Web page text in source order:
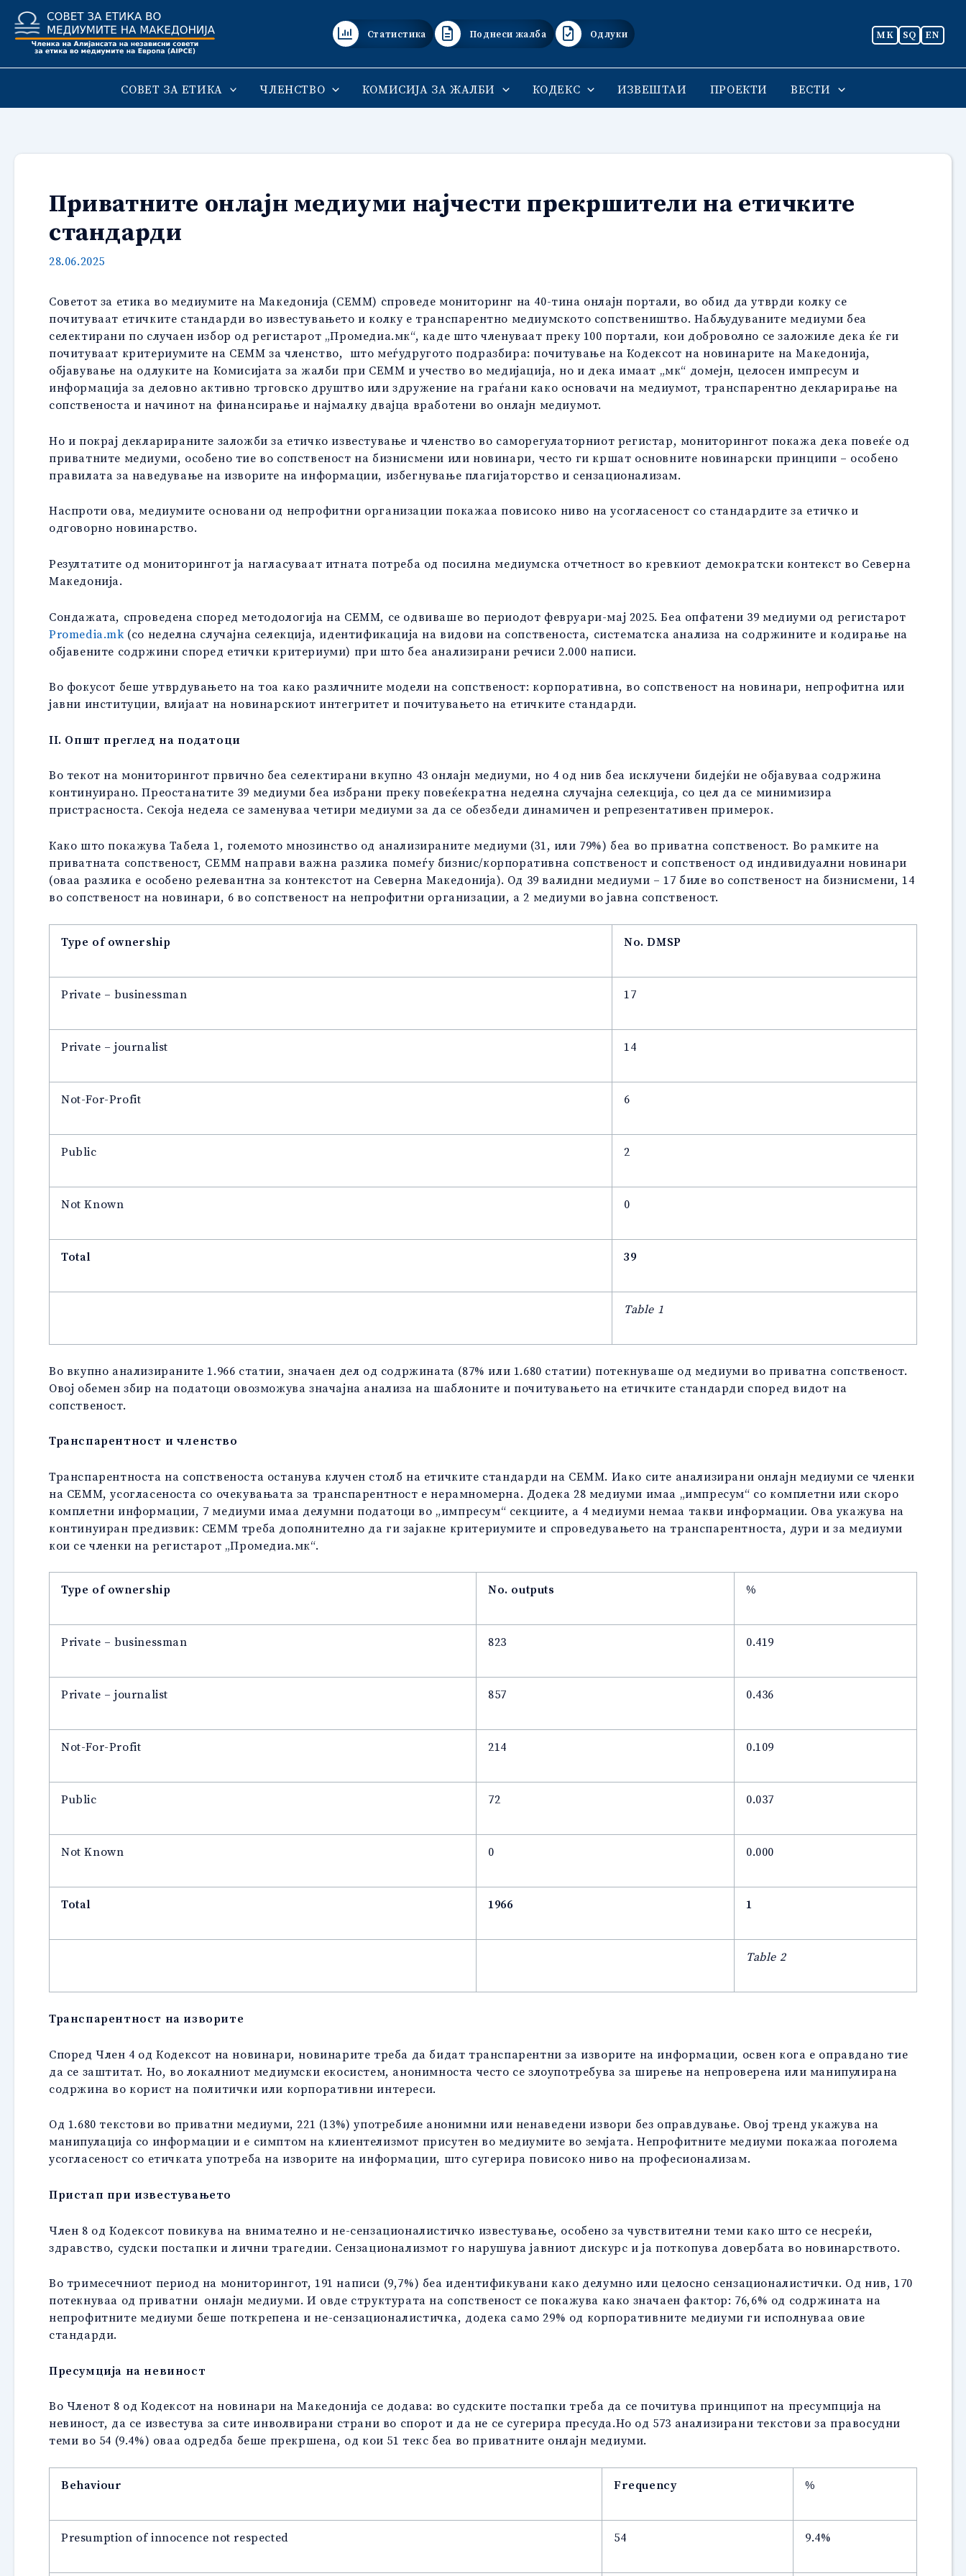
Skip
content
Статистика Поднеси жалба Одлуки MK SQ EN
СОВЕТ ЗА ЕТИКА ЧЛЕНСТВО КОМИСИЈА ЗА ЖАЛБИ КОДЕКС ИЗВЕШТАИ ПРОЕКТИ ВЕСТИ
Приватните онлајн медиуми најчести прекршители на етичките
стандарди
28.06.2025
Советот за етика во медиумите на Македонија (СЕММ) спроведе мониторинг на 40-тина онлајн портали, во обид да утврди колку се
почитуваат етичките стандарди во известувањето и колку е транспарентно медиумското сопствеништво. Набљудуваните медиуми беа
селектирани по случаен избор од регистарот „Промедиа.мк“, каде што членуваат преку 100 портали, кои доброволно се заложиле дека ќе ги
почитуваат критериумите на СЕММ за членство, што меѓудругото подразбира: почитување на Кодексот на новинарите на Македонија,
објавување на одлуките на Комисијата за жалби при СЕММ и учество во медијација, но и дека имаат „мк“ домејн, целосен импресум и
информација за деловно активно трговско друштво или здружение на граѓани како основачи на медиумот, транспарентно декларирање на
сопственоста и начинот на финансирање и најмалку двајца вработени во онлајн медиумот.
Но и покрај декларираните заложби за етичко известување и членство во саморегулаторниот регистар, мониторингот покажа дека повеќе од
приватните медиуми, особено тие во сопственост на бизнисмени или новинари, често ги кршат основните новинарски принципи – особено
правилата за наведување на изворите на информации, избегнување плагијаторство и сензационализам.
Наспроти ова, медиумите основани од непрофитни организации покажаа повисоко ниво на усогласеност со стандардите за етичко и
одговорно новинарство.
Резултатите од мониторингот ја нагласуваат итната потреба од посилна медиумска отчетност во кревкиот демократски контекст во Северна
Македонија.
Сондажата, спроведена според методологија на СЕММ, се одвиваше во периодот февруари-мај 2025. Беа опфатени 39 медиуми од регистарот
Promedia.mk(со неделна случајна селекција, идентификација на видови на сопственоста, систематска анализа на содржините и кодирање на
објавените содржини според етички критериуми) при што беа анализирани речиси 2.000 написи.
Во фокусот беше утврдувањето на тоа како различните модели на сопственост: корпоративна, во сопственост на новинари, непрофитна или
јавни институции, влијаат на новинарскиот интегритет и почитувањето на етичките стандарди.
II. Општ преглед на податоци
Во текот на мониторингот првично беа селектирани вкупно 43 онлајн медиуми, но 4 од нив беа исклучени бидејќи не објавуваа содржина
континуирано. Преостанатите 39 медиуми беа избрани преку повеќекратна неделна случајна селекција, со цел да се минимизира
пристрасноста. Секоја недела се заменуваа четири медиуми за да се обезбеди динамичен и репрезентативен примерок.
Како што покажува Табела 1, големото мнозинство од анализираните медиуми (31, или 79%) беа во приватна сопственост. Во рамките на
приватната сопственост, СЕММ направи важна разлика помеѓу бизнис/корпоративна сопственост и сопственост од индивидуални новинари
(оваа разлика е особено релевантна за контекстот на Северна Македонија). Од 39 валидни медиуми – 17 биле во сопственост на бизнисмени, 14
во сопственост на новинари, 6 во сопственост на непрофитни организации, а 2 медиуми во јавна сопственост.
Type of ownership No. DMSP
Private – businessman 17
Private – journalist 14
Not-For-Profit 6
Public 2
Not Known 0
Total 39
Table 1
Во вкупно анализираните 1.966 статии, значаен дел од содржината (87% или 1.680 статии) потекнуваше од медиуми во приватна сопственост.
Овој обемен збир на податоци овозможува значајна анализа на шаблоните и почитувањето на етичките стандарди според видот на
сопственост.
Транспарентност и членство
Транспарентноста на сопственоста останува клучен столб на етичките стандарди на СЕММ. Иако сите анализирани онлајн медиуми се членки
на СЕММ, усогласеноста со очекувањата за транспарентност е нерамномерна. Додека 28 медиуми имаа „импресум“ со комплетни или скоро
комплетни информации, 7 медиуми имаа делумни податоци во „импресум“ секциите, а 4 медиуми немаа такви информации. Ова укажува на
континуиран предизвик: СЕММ треба дополнително да ги зајакне критериумите и спроведувањето на транспарентноста, дури и за медиуми
кои се членки на регистарот „Промедиа.мк“.
Type of ownership No. outputs %
Private – businessman 823 0.419
Private – journalist 857 0.436
Not-For-Profit 214 0.109
Public 72 0.037
Not Known 0 0.000
Total 1966 1
Table 2
Транспарентност на изворите
Според Член 4 од Кодексот на новинари, новинарите треба да бидат транспарентни за изворите на информации, освен кога е оправдано тие
да се заштитат. Но, во локалниот медиумски екосистем, анонимноста често се злоупотребува за ширење на непроверена или манипулирана
содржина во корист на политички или корпоративни интереси.
Од 1.680 текстови во приватни медиуми, 221 (13%) употребиле анонимни или ненаведени извори без оправдување. Овој тренд укажува на
манипулација со информации и е симптом на клиентелизмот присутен во медиумите во земјата. Непрофитните медиуми покажаа поголема
усогласеност со етичката употреба на изворите на информации, што сугерира повисоко ниво на професионализам.
Пристап при известувањето
Член 8 од Кодексот повикува на внимателно и не-сензационалистичко известување, особено за чувствителни теми како што се несреќи,
здравство, судски постапки и лични трагедии. Сензационализмот го нарушува јавниот дискурс и ја поткопува довербата во новинарството.
Во тримесечниот период на мониторингот, 191 написи (9,7%) беа идентификувани како делумно или целосно сензационалистички. Од нив, 170
потекнуваа од приватни онлајн медиуми. И овде структурата на сопственост се покажува како значаен фактор: 76,6% од содржината на
непрофитните медиуми беше поткрепена и не-сензационалистичка, додека само 29% од корпоративните медиуми ги исполнуваа овие
стандарди.
Пресумција на невиност
Во Членот 8 од Кодексот на новинари на Македонија се додава: во судските постапки треба да се почитува принципот на пресумпција на
невиност, да се известува за сите инволвирани страни во спорот и да не се сугерира пресуда.Но од 573 анализирани текстови за правосудни
теми во 54 (9.4%) оваа одредба беше прекршена, од кои 51 текс беа во приватните онлајн медиуми.
Behaviour Frequency %
Presumption of innocence not respected 54 9.4%